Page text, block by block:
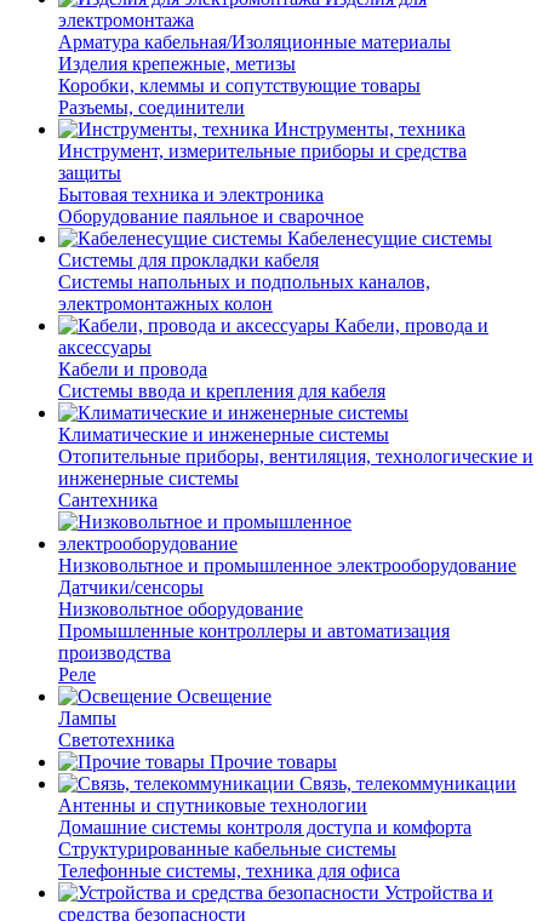
электромонтажа
Арматура кабельная/Изоляционные материалы
Изделия крепежные, метизы
Коробки, клеммы и сопутствующие товары
Разъемы, соединители
Инструменты, техника
Инструмент, измерительные приборы и средства
защиты
Бытовая техника и электроника
Оборудование паяльное и сварочное
Кабеленесущие системы
Системы для прокладки кабеля
Системы напольных и подпольных каналов,
электромонтажных колон
Кабели, провода и
аксессуары
Кабели и провода
Системы ввода и крепления для кабеля
Климатические и инженерные системы
Отопительные приборы, вентиляция, технологические и
инженерные системы
Сантехника
Низковольтное и промышленное электрооборудование
Датчики/сенсоры
Низковольтное оборудование
Промышленные контроллеры и автоматизация
производства
Реле
Освещение
Лампы
Светотехника
Прочие товары
Связь, телекоммуникации
Антенны и спутниковые технологии
Домашние системы контроля доступа и комфорта
Структурированные кабельные системы
Телефонные системы, техника для офиса
Устройства и
средства безопасности